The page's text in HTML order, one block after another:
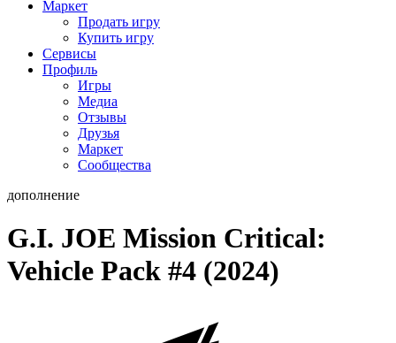
Маркет
Продать игру
Купить игру
Сервисы
Профиль
Игры
Медиа
Отзывы
Друзья
Маркет
Сообщества
дополнение
G.I. JOE Mission Critical:
Vehicle Pack #4 (2024)